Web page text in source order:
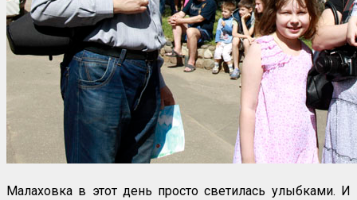
Малаховка в этот день просто светилась улыбками. И